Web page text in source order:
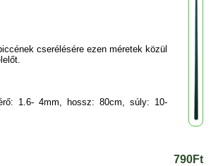
cserélésére ezen méretek közül
1.6- 4mm, hossz: 80cm, súly: 10-
790Ft